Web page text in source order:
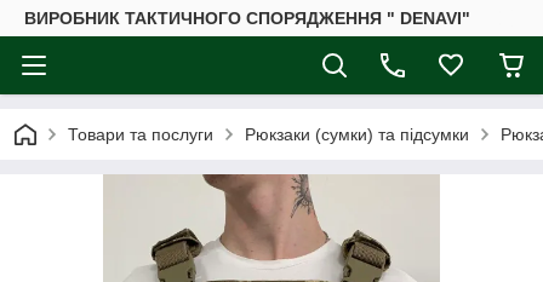
ВИРОБНИК ТАКТИЧНОГО СПОРЯДЖЕННЯ " DENAVI"
Товари та послуги Рюкзаки (сумки) та підсумки